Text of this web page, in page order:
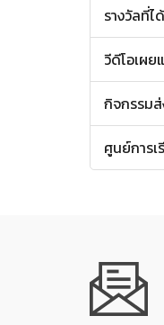
รางวัลที่ไ
วีดีโอเผย
กิจกรรม
ศูนย์การ